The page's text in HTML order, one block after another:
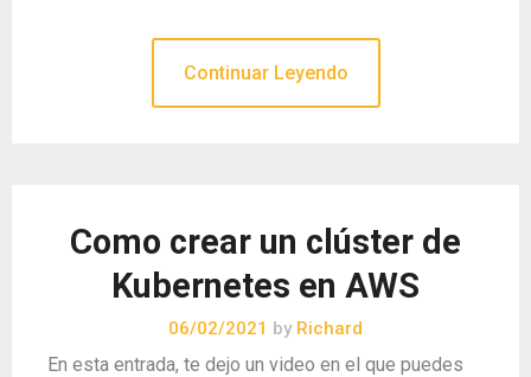
Continuar Leyendo
Como crear un clúster de
Kubernetes en AWS
06/02/2021 by Richard
En esta entrada, te dejo un video en el que puedes